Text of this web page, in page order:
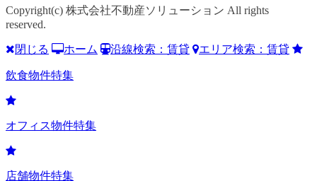
Copyright(c) 株式会社不動産ソリューション All rights
reserved.
閉じる ホーム 沿線検索：賃貸 エリア検索：賃貸
飲食物件特集
オフィス物件特集
店舗物件特集